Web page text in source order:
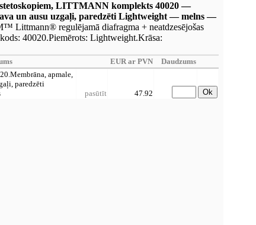
LITTMANN komplekts 40020 —
un ausu uzgaļi, paredzēti Lightweight — melns —
Littmann® regulējamā diafragma + neatdzesējošas
40020.Piemērots: Lightweight.Krāsa:
EUR ar PVN Daudzums
apmale,
paredzēti
pasūtīt 47.92 Ok